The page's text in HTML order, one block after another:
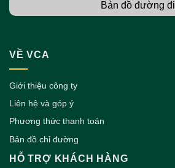
Bản đồ đường đi
VỀ VCA
Giới thiệu công ty
Liên hệ và góp ý
Phương thức thanh toán
Bản đồ chỉ đường
HỖ TRỢ KHÁCH HÀNG